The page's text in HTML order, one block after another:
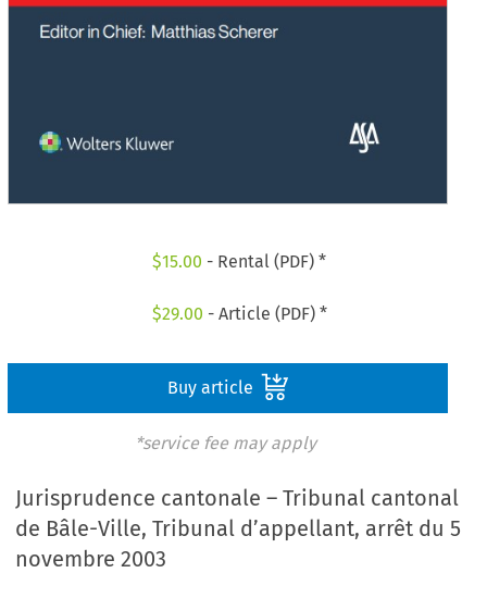
$15.00 - Rental (PDF) *
$29.00 - Article (PDF) *
Buy article
*service fee may apply
Jurisprudence cantonale – Tribunal cantonal
de Bâle-Ville, Tribunal d’appellant, arrêt du 5
novembre 2003